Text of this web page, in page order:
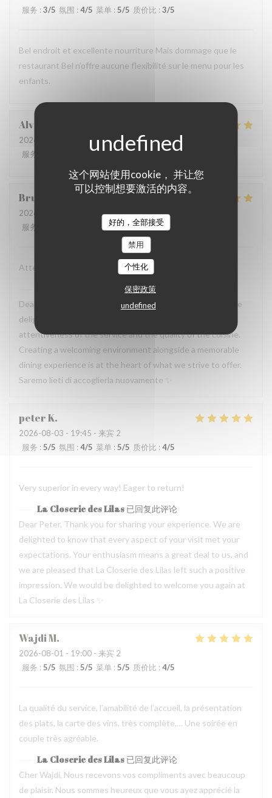
这个网站使用cookie， 并让您
可以控制想要激活的内容。
好的，全部接受
禁用
个性化
保密政策
undefined
服务 : 3/5 氛围 : 4/5 菜单 : 5/5 质价比 : 3/5
Bel endroit et excellente nourriture Mais dommage que le
restaurant Bel n’offre aucune flexibilité sur le menu pour les
enfants.
Alvaro
2026-08-01
- 20:15 - 来宾 3
服务
/5 菜单 5/5 质价比 : 5/5
Bruno
2026-08-03
- 21:15 - 来宾 2
服务
菜单: 5/5 质价比:5 /5
Attenzione al cliente massima e cibo eccellente
已回复此评论
Dear Bruno, Thank you for sharing your experience. We are
delighted to know that you appreciated both the
attentiveness of the service and the quality of the cuisine.
Creating a welcoming environment alongside a memorable
dining experience is at the heart of what we strive to offer.
Saremo lieti di accoglierla nuovamente ✨
peterK
2026-08-03 - 19:45 - 来宾 2
服务 :5/5 氛围 : 4/5 菜单 : 5/5 质价比 : 4/5
Very superior in every way! Eager to return!
La Closerie des Lilas 已回复此评论
Dear Peter, Thank you for sharing your experience. We are
delighted to know that every aspect of your visit met your
expectations. Your enthusiasm means a great deal to us, and
we are pleased that La Closerie des Lilas left such a positive
impression. We would be delighted to welcome you again at
La Closerie des Lilas ✨
WajdiM
2026-08-01 - 19:00 - 来宾 2
服务 : 5/5 氛围 : 5/5 菜单 : 5/5 质价比 : 4/5
La qualité du service, l’amabilité de l’accueil, la présentation
des plats, la carte des vins, très complète,… Une soirée en
couple très agréable.
La Closerie des Lilas 已回复此评论
Cher Wajdi, Nous recevons vos compliments avec beaucoup
de plaisir. Nous sommes heureux que vous ayez apprécié la